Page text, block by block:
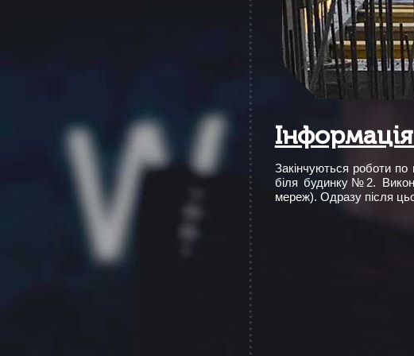
Закінчуються роботи по
біля будинку№2.
мереж). Одразу після